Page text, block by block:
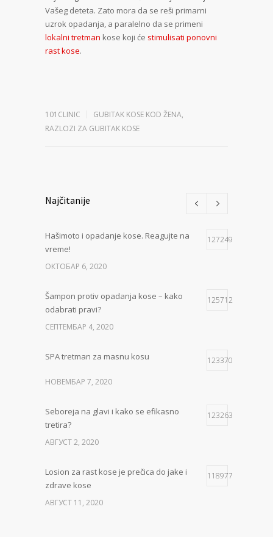
Vašeg deteta. Zato mora da se reši primarni
uzrok opadanja, a paralelno da se primeni
lokalni tretman kose koji će stimulisati ponovni
rast kose.
101CLINIC GUBITAK KOSE KOD ŽENA,
RAZLOZI ZA GUBITAK KOSE
Najčitanije
Hašimoto i opadanje kose. Reagujte na
vreme!
127249
ОКТОБАР 6, 2020
Šampon protiv opadanja kose – kako
odabrati pravi?
125712
СЕПТЕМБАР 4, 2020
SPA tretman za masnu kosu 123370
НОВЕМБАР 7, 2020
Seboreja na glavi i kako se efikasno
tretira?
123263
АВГУСТ 2, 2020
Losion za rast kose je prečica do jake i
zdrave kose
118977
АВГУСТ 11, 2020